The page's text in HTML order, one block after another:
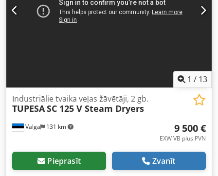
asīm): bez ierobežojuma
1 / 13
Valga 131 km
Industriālie tvaika veļas žāvētāji, 2 gb.
TUPESASC 125 V Steam Dryers
9 500 €
EXW VB plus PVN
Pieprasīt Zvanīt